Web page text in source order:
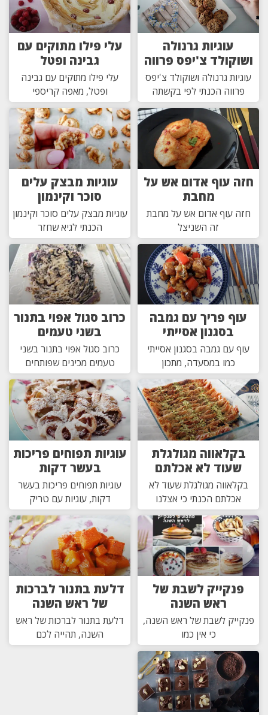
עוגיות גרנולה
ושוקולד צ'יפס פרווה
עוגיות גרנולה ושוקולד צ'יפס
פרווה הכנתי לפי בקשתה
עלי פילו מתוקים עם
גבינה ופטל
עלי פילו מתוקים עם גבינה
ופטל, מאפה קריספי
חזה עוף אדום אש על
מחבת
חזה עוף אדום אש על מחבת
זה השניצל
עוגיות מבצק עלים
סוכר וקינמון
עוגיות מבצק עלים סוכר וקינמון
הכנתי לגיא שחזר
עוף פריך עם גמבה
בסגנון אסייתי
עוף עם גמבה בסגנון אסייתי
כמו במסעדה, מתכון
כרוב סגול אפוי בתנור
בשני טעמים
כרוב סגול אפוי בתנור בשני
טעמים מכינים שפותחים
בקלאווה מגולגלת
שעוד לא אכלתם
בקלאווה מגולגלת שעוד לא
אכלתם הכנתי כי אצלנו
עוגיות תפוחים פריכות
בעשר דקות
עוגיות תפוחים פריכות בעשר
דקות, עוגיות עם טריק
פנקייק לשבת של
ראש השנה
פנקייק לשבת של ראש השנה,
כי אין כמו
דלעת בתנור לברכות
של ראש השנה
דלעת בתנור לברכות של ראש
השנה, תהייה לכם